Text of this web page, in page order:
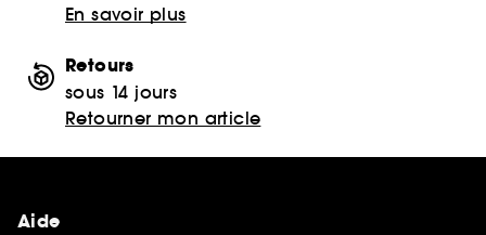
En savoir plus
Retours
sous 14 jours
Retourner mon article
Aide